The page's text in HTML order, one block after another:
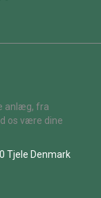
anlæg, fra
os være dine
Tjele Denmark